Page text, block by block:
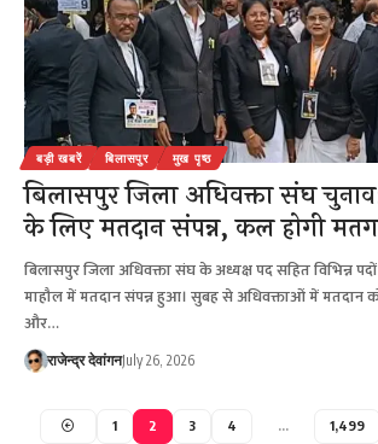
बड़ी खबरें बिलासपुर मुख पृष्ठ
बिलासपुर जिला अधिवक्ता संघ
के लिए मतदान संपन्न, कल होगी
बिलासपुर जिला अधिवक्ता संघ के अध्यक्ष पद सहित विभिन्न
माहौल में मतदान संपन्न हुआ। सुबह से अधिवक्ताओं में मतदान
और…
राजेन्द्र देवांगनJuly 26, 2026
1 2 3 4 … 1,499